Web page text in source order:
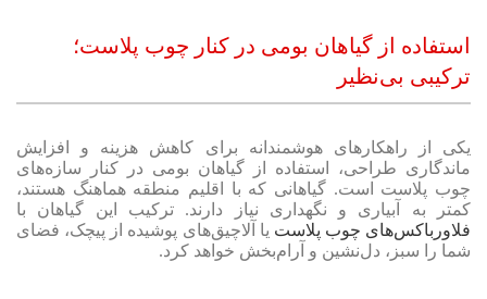
استفاده از گیاهان بومی در کنار چوب پلاست؛
ترکیبی بی‌نظیر
یکی از راهکارهای هوشمندانه برای کاهش هزینه و افزایش
ماندگاری طراحی، استفاده از گیاهان بومی در کنار سازه‌های
چوب پلاست است. گیاهانی که با اقلیم منطقه هماهنگ هستند،
کمتر به آبیاری و نگهداری نیاز دارند. ترکیب این گیاهان با
فلاورباکس‌های چوب پلاست یا آلاچیق‌های پوشیده از پیچک، فضای
شما را سبز، دل‌نشین و آرام‌بخش خواهد کرد.